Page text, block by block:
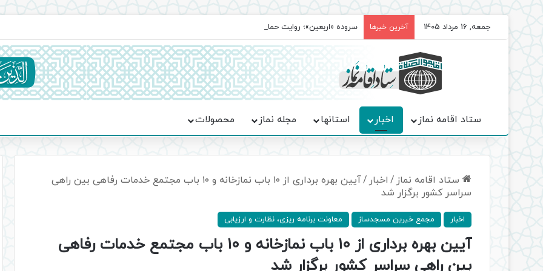
جمعه, 16 مرداد 1405 آخرین خبرها سروده‌ «اربعین»؛ روایت حماسه، استقامت و تمدن‌سازی امت اسلامی
ستاد اقامه نماز اخبار استانها مجله نماز محصولات
ستاد اقامه نماز / اخبار /
آیین بهره برداری از ۱۰ باب نمازخانه و ۱۰ باب مجتمع خدمات رفاهی بین راهی
سراسر کشور برگزار شد
اخبار مجمع خیرین مسجدساز معاونت ‌برنامه ریزی، نظارت و ارزیابی
آیین بهره برداری از ۱۰ باب نمازخانه و ۱۰ باب مجتمع خدمات رفاهی
بین راهی سراسر کشور برگزار شد